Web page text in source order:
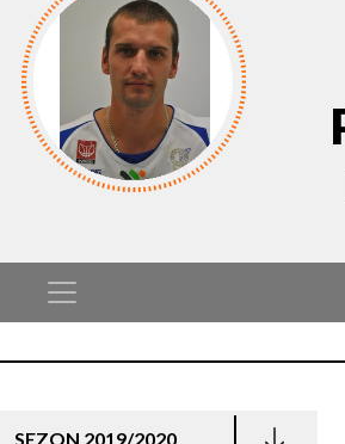
SEZON 2019/2020